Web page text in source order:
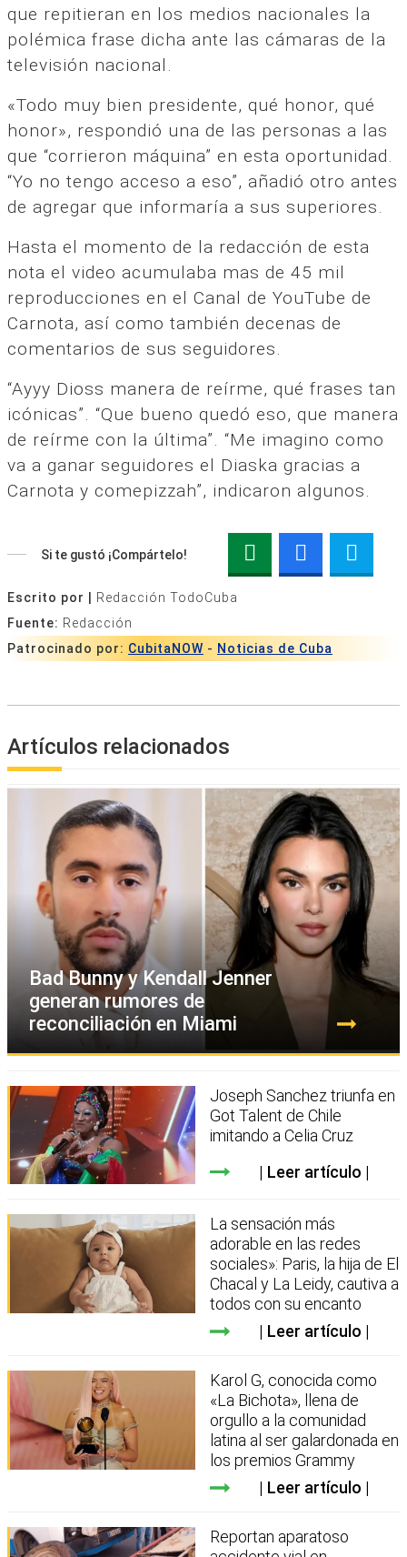
que repitieran en los medios nacionales la
polémica frase dicha ante las cámaras de la
televisión nacional.
«Todo muy bien presidente, qué honor, qué
honor», respondió una de las personas a las
que “corrieron máquina” en esta oportunidad.
“Yo no tengo acceso a eso”, añadió otro antes
de agregar que informaría a sus superiores.
Hasta el momento de la redacción de esta
nota el video acumulaba mas de 45 mil
reproducciones en el Canal de YouTube de
Carnota, así como también decenas de
comentarios de sus seguidores.
“Ayyy Dioss manera de reírme, qué frases tan
icónicas”. “Que bueno quedó eso, que manera
de reírme con la última”. “Me imagino como
va a ganar seguidores el Diaska gracias a
Carnota y comepizzah”, indicaron algunos.
Si te gustó ¡Compártelo!
Escrito por |
Redacción TodoCuba
Fuente: Redacción
Patrocinado por: CubitaNOW - Noticias de Cuba
Artículos relacionados
Bad Bunny y Kendall Jenner
generan rumores de
reconciliación en Miami
Joseph Sanchez triunfa en
Got Talent de Chile
imitando a Celia Cruz
Leer artículo
La sensación más
adorable en las redes
sociales»: Paris, la hija de El
Chacal y La Leidy, cautiva a
todos con su encanto
Leer artículo
Karol G, conocida como
«La Bichota», llena de
orgullo a la comunidad
latina al ser galardonada en
los premios Grammy
Leer artículo
Reportan aparatoso